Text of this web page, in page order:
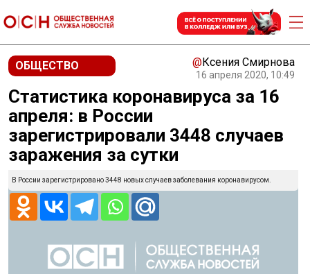
ОБЩЕСТВО @Ксения Смирнова
16 апреля 2020, 10:49
Статистика коронавируса за 16
апреля: в России
зарегистрировали 3448 случаев
заражения за сутки
В России зарегистрировано 3448 новых случаев заболевания коронавирусом.